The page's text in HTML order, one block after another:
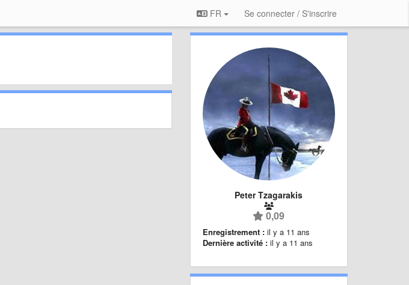
FR Se connecter / S'inscrire
Peter Tzagarakis
0,09
Enregistrement : il y a 11 ans
Dernière activité : il y a 11 ans